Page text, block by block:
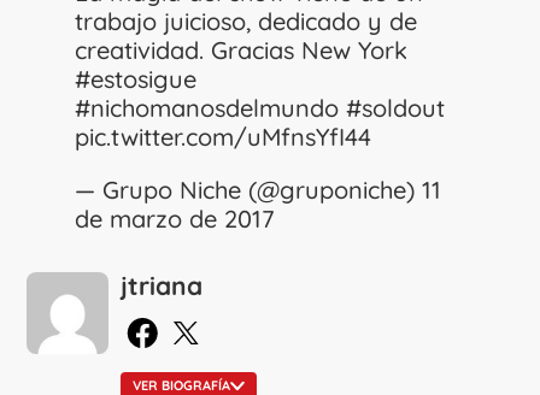
trabajo juicioso, dedicado y de
creatividad. Gracias New York
#estosigue
#nichomanosdelmundo #soldout
pic.twitter.com/uMfnsYfI44
— Grupo Niche (@gruponiche)11
de marzo de 2017
jtriana
en Facebook
en X
VER BIOGRAFÍA